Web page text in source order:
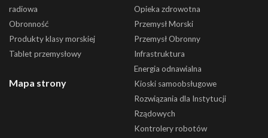
radiowa
Obronność
Produkty klasy morskiej
Tablet przemysłowy
Mapa strony
Opieka zdrowotna
Przemysł Morski
Przemysł Obronny
Infrastruktura
Energia odnawialna
Kioski samoobsługowe
Rozwiązania dla Instytucji
Rządowych
Kontrolery robotów